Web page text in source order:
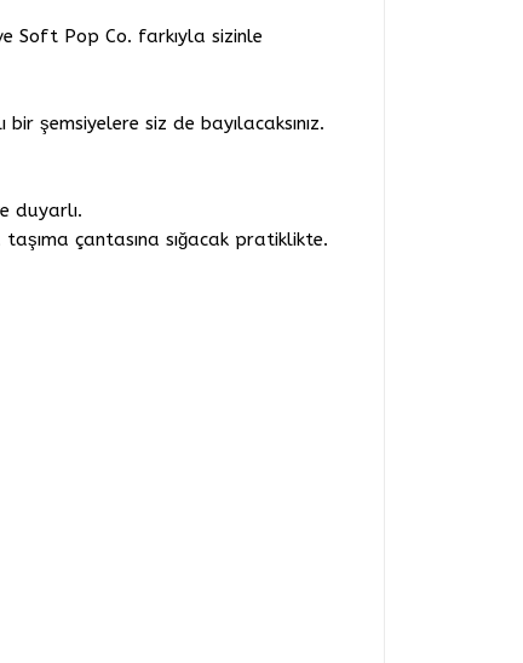
Soft Pop Co. farkıyla sizinle
şemsiyelere siz de bayılacaksınız.
duyarlı.
çantasına sığacak pratiklikte.